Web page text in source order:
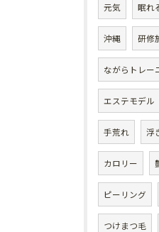
元気 眠れ
沖縄 研修
ながらトレー
エステモデル
手荒れ 浮
カロリー
ピーリング
つけまつ毛